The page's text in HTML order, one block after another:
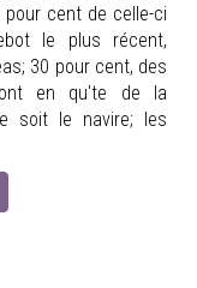
pour cent de celle-ci
le plus récent,
30 pour cent, des
en qu'te de la
soit le navire; les